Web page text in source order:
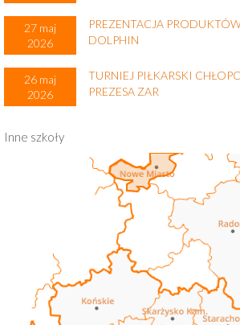
27 maj
2026
PREZENTACJA
DOLPHIN
26 maj
2026
TURNIEJ PIŁKARSKI
PREZESA ZAR
Inne szkoły